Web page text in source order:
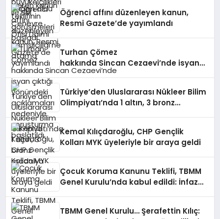
Öğrenci affını düzenleyen kanun,
Resmi Gazete’de yayımlandı
Turhan Çömez
hakkında Sincan Cezaevi’nde isyan
çıktığı yönündeki açıklamaları
Türkiye’den Uluslararası Nükleer Bilim
Olimpiyatı’nda 1 altın, 3 bronz
Kemal Kılıçdaroğlu, CHP Gençlik
Kolları MYK üyeleriyle bir araya geldi
Çocuk Koruma Kanunu Teklifi, TBMM
Genel Kurulu’nda kabul edildi: İnfaz
TBMM Genel Kurulu… Şerafettin Kılıç: